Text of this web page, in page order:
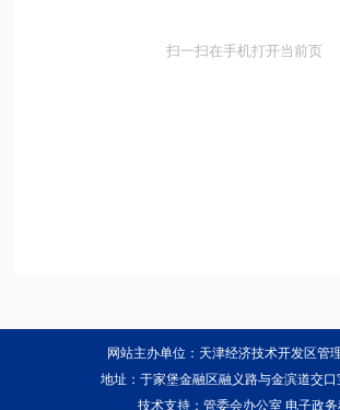
扫一扫在手机打开当前页
网站主办单位：天津经济技术开发区管
地址：于家堡金融区融义路与金滨道交口
技术支持：管委会办公室 电子政